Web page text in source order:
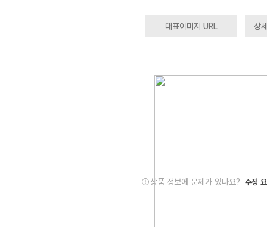
대표이미지 URL 상
상품 정보에 문제가 있나요? 수정